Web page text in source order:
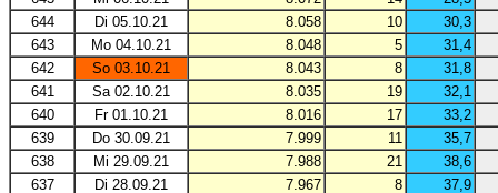
644
Di 05.10.21 8.058 10
30,3
643
Mo 04.10.21 8.048 5
31,4
642
So 03.10.21 8.043 8
31,8
641
Sa 02.10.21 8.035 19
32,1
640
Fr 01.10.21 8.016 17
33,2
639
Do 30.09.21 7.999 11
35,7
638
Mi 29.09.21 7.988 21
38,6
637
Di 28.09.21 7.967 8
37,9